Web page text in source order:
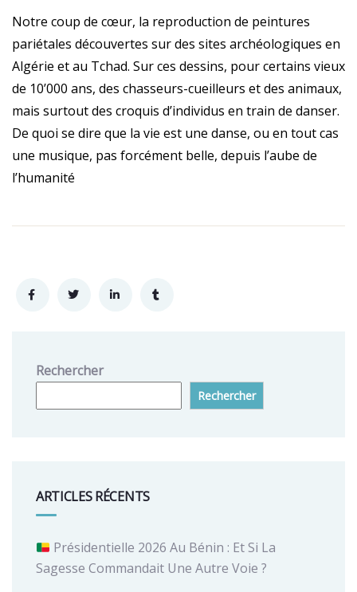
Notre coup de cœur, la reproduction de peintures
pariétales découvertes sur des sites archéologiques en
Algérie et au Tchad. Sur ces dessins, pour certains vieux
de 10’000 ans, des chasseurs-cueilleurs et des animaux,
mais surtout des croquis d’individus en train de danser.
De quoi se dire que la vie est une danse, ou en tout cas
une musique, pas forcément belle, depuis l’aube de
l’humanité
Rechercher
Rechercher
ARTICLES RÉCENTS
Présidentielle 2026 Au Bénin : Et Si La
Sagesse Commandait Une Autre Voie ?